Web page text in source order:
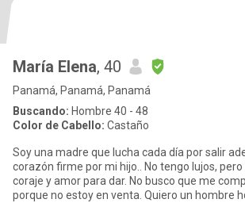
María Elena, 40
Panamá, Panamá, Panamá
Buscando: Hombre 40 - 48
Color de Cabello: Castaño
Soy una madre que lucha cada día por salir
corazón firme por mi hijo.. No tengo lujos, pero tengo valores,
coraje y amor para dar. No busco que me
porque no estoy en venta.